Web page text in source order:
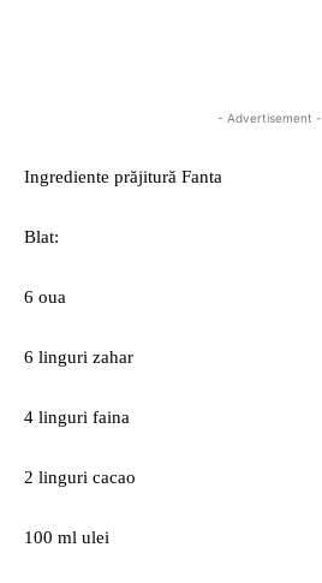
- Advertisement -
Ingrediente prăjitură Fanta
Blat:
6 oua
6 linguri zahar
4 linguri faina
2 linguri cacao
100 ml ulei